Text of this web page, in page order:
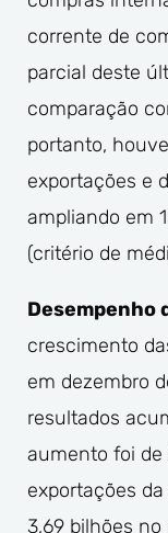
corrente de
parcial deste
comparação
portanto,
exportações e
ampliando em
(critério de
Desempenho
crescimento
em dezembro
resultados
aumento foi de
exportações
3,69 bilhões